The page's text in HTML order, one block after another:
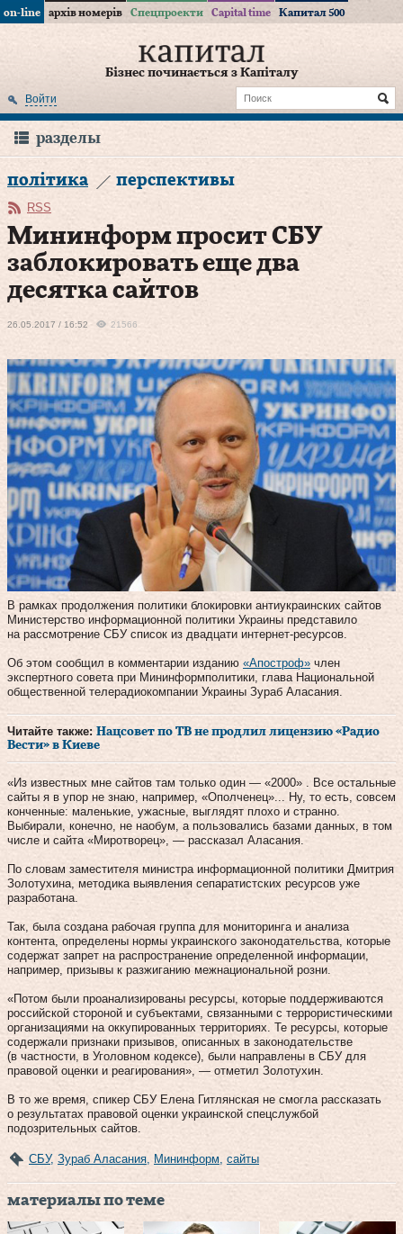
on-line архів номерів Спецпроекти Capital time Капитал 500
Бізнес починається з Капіталу
Войти
разделы
політика перспективы
RSS
Мининформ просит СБУ
заблокировать еще два
десятка сайтов
26.05.2017 / 16:52 21566
В рамках продолжения политики блокировки антиукраинских сайтов
Министерство информационной политики Украины представило
на рассмотрение СБУ список из двадцати интернет-ресурсов.
Об этом сообщил в комментарии изданию «Апостроф» член
экспертного совета при Мининформполитики, глава Национальной
общественной телерадиокомпании Украины Зураб Аласания.
Читайте также: Нацсовет по ТВ не продлил лицензию «Радио
Вести» в Киеве
«Из известных мне сайтов там только один — «2000» . Все остальные
сайты я в упор не знаю, например, «Ополченец»... Ну, то есть, совсем
конченные: маленькие, ужасные, выглядят плохо и странно.
Выбирали, конечно, не наобум, а пользовались базами данных, в том
числе и сайта «Миротворец», — рассказал Аласания.
По словам заместителя министра информационной политики Дмитрия
Золотухина, методика выявления сепаратистских ресурсов уже
разработана.
Так, была создана рабочая группа для мониторинга и анализа
контента, определены нормы украинского законодательства, которые
содержат запрет на распространение определенной информации,
например, призывы к разжиганию межнациональной розни.
«Потом были проанализированы ресурсы, которые поддерживаются
российской стороной и субъектами, связанными с террористическими
организациями на оккупированных территориях. Те ресурсы, которые
содержали признаки призывов, описанных в законодательстве
(в частности, в Уголовном кодексе), были направлены в СБУ для
правовой оценки и реагирования», — отметил Золотухин.
В то же время, спикер СБУ Елена Гитлянская не смогла рассказать
о результатах правовой оценки украинской спецслужбой
подозрительных сайтов.
СБУ, Зураб Аласания Мининформ сайты
материалы по теме